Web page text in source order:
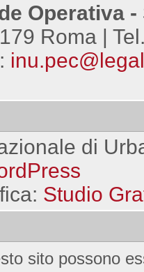
Operativa
Roma |
di
Studio
sito possono